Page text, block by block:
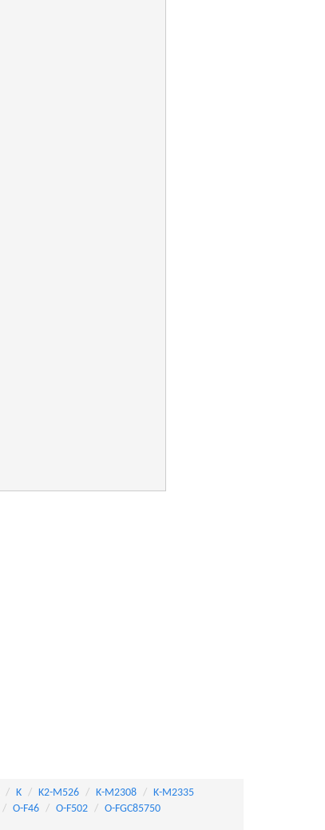
K K2-M526 K-M2308
K-M2335
O-F46 O-F502
O-FGC85750